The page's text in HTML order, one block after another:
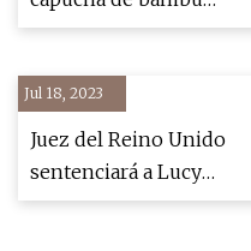
HIPHOP PANDA: 19% de
niños pequeños
Jul 18, 2023
Juez del Reino Unido
sentenciará a Lucy
Letby, la asesina de